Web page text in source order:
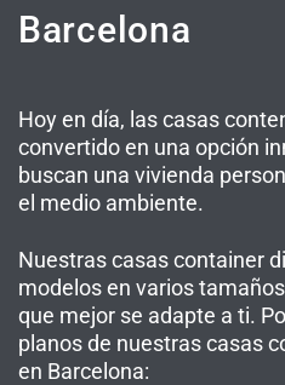
Barcelona
Hoy en día, las casas
convertido en una opción
buscan una vivienda
el medio ambiente.
Nuestras casas container
modelos en varios
que mejor se adapte a ti.
planos de nuestras casas
en Barcelona: